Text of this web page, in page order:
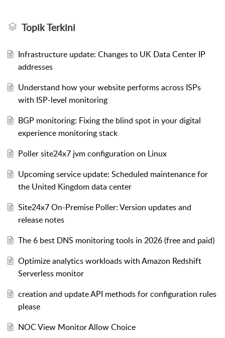
Topik Terkini
Infrastructure update: Changes to UK Data Center IP
addresses
Understand how your website performs across ISPs
with ISP-level monitoring
BGP monitoring: Fixing the blind spot in your digital
experience monitoring stack
Poller site24x7 jvm configuration on Linux
Upcoming service update: Scheduled maintenance for
the United Kingdom data center
Site24x7 On-Premise Poller: Version updates and
release notes
The 6 best DNS monitoring tools in 2026 (free and paid)
Optimize analytics workloads with Amazon Redshift
Serverless monitor
creation and update API methods for configuration rules
please
NOC View Monitor Allow Choice